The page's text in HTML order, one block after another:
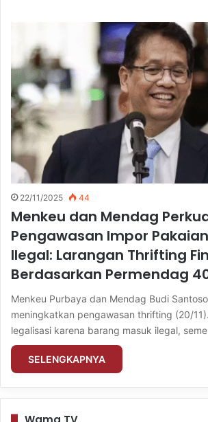
22/11/2025 44
Menkeu dan Mendag
Pengawasan Impor
Ilegal: Larangan Thrifting
Berdasarkan Permendag
Menkeu Purbaya dan Mendag Budi
meningkatkan pengawasan thrifting (20/
legalisasi karena barang masuk ilegal,
SELENGKAPNYA